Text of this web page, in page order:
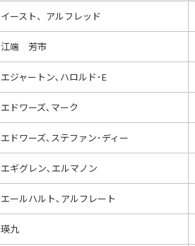
イースト、アルフレッド
江端 芳市
エジャートン､ハロルド･E
エドワーズ､マーク
エドワーズ､ステファン･ディー
エギグレン､エルマノン
エールハルト､アルフレート
瑛九